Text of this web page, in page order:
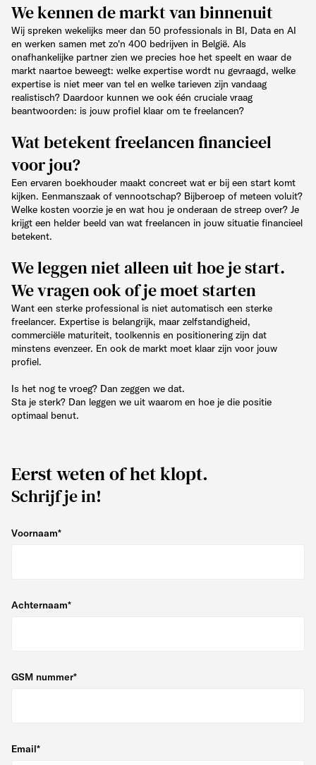
We kennen de markt van binnenuit
Wij spreken wekelijks meer dan 50 professionals in BI, Data en AI
en werken samen met zo'n 400 bedrijven in België. Als
onafhankelijke partner zien we precies hoe het speelt en waar de
markt naartoe beweegt: welke expertise wordt nu gevraagd, welke
expertise is niet meer van tel en welke tarieven zijn vandaag
realistisch? Daardoor kunnen we ook één cruciale vraag
beantwoorden: is jouw profiel klaar om te freelancen?
Wat betekent freelancen financieel
voor jou?
Een ervaren boekhouder maakt concreet wat er bij een start komt
kijken. Eenmanszaak of vennootschap? Bijberoep of meteen voluit?
Welke kosten voorzie je en wat hou je onderaan de streep over? Je
krijgt een helder beeld van wat freelancen in jouw situatie financieel
betekent.
We leggen niet alleen uit hoe je start.
We vragen ook of je moet starten
Want een sterke professional is niet automatisch een sterke
freelancer. Expertise is belangrijk, maar zelfstandigheid,
commerciële maturiteit, toolkennis en positionering zijn dat
minstens evenzeer. En ook de markt moet klaar zijn voor jouw
profiel.
Is het nog te vroeg? Dan zeggen we dat.
Sta je sterk? Dan leggen we uit waarom en hoe je die positie
optimaal benut.
Eerst weten of het klopt.
Schrijf je in!
Voornaam*
Achternaam*
GSM nummer*
Email*